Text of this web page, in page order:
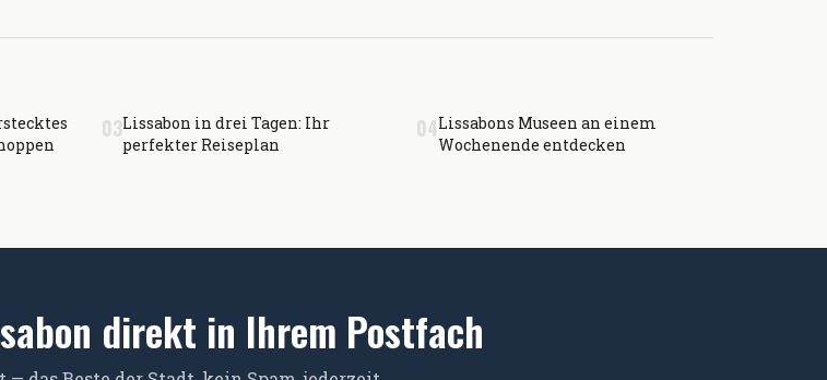
03Lissabon in drei Tagen: Ihr
perfekter Reiseplan
04Lissabons Museen an einem
Wochenende entdecken
direkt in Ihrem Postfach